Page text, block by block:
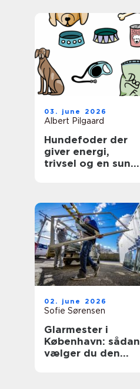
03. june 2026
Albert Pilgaard
Hundefoder der
giver energi,
trivsel og en sund
02. june 2026
Sofie Sørensen
Glarmester i
København: sådan
vælger du den